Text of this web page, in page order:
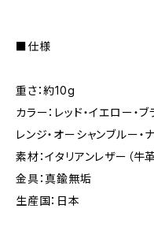
■仕様
重さ：約10g
カラー：レッド・イエロー・
レンジ・オーシャンブルー・
素材：イタリアンレザー（牛
金具：真鍮無垢
生産国：日本